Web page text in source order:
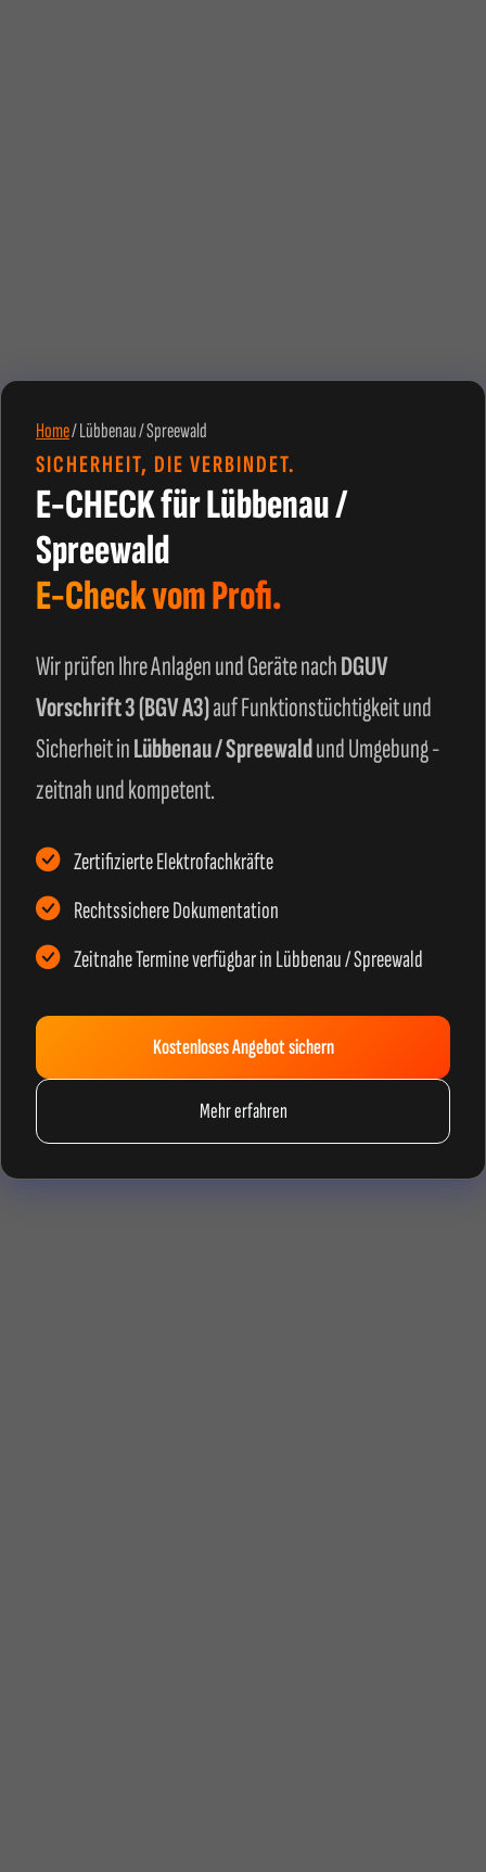
Home/Lübbenau / Spreewald
SICHERHEIT, DIE VERBINDET.
E-CHECK für Lübbenau /
Spreewald
E-Check vom Profi.
Wir prüfen Ihre Anlagen und Geräte nachDGUV
Vorschrift 3 (BGV A3)auf Funktionstüchtigkeit und
Sicherheit inLübbenau / Spreewaldund Umgebung -
zeitnah und kompetent.
Zertifizierte Elektrofachkräfte
Rechtssichere Dokumentation
Zeitnahe Termine verfügbar in Lübbenau / Spreewald
Kostenloses Angebot sichern
Mehr erfahren